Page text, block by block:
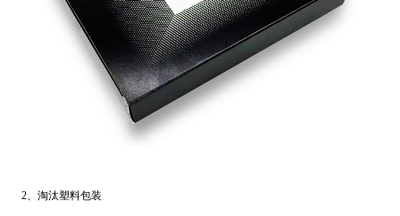
2、淘汰塑料包装